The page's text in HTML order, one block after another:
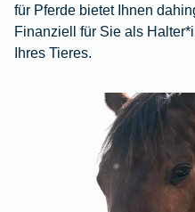
für Pferde bietet Ihnen
Finanziell für Sie als
Ihres Tieres.